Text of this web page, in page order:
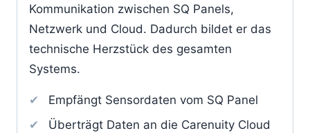
Kommunikation zwischen SQ Panels,
Netzwerk und Cloud. Dadurch bildet er das
technische Herzstück des gesamten
Systems.
Empfängt Sensordaten vom SQ Panel
Überträgt Daten an die Carenuity Cloud